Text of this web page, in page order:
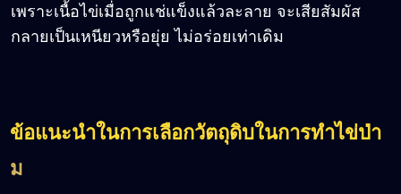
เพราะเนื้อไข่เมื่อถูกแช่แข็งแล้วละลาย จะเสียสัมผัส
กลายเป็นเหนียวหรือยุ่ย ไม่อร่อยเท่าเดิม
ข้อแนะนำในการเลือกวัตถุดิบในการทำไข่ป่า
ม